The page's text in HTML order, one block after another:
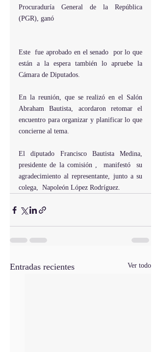
Procuraduría General de la República
(PGR), ganó
Este  fue aprobado en el senado  por lo que
están a la espera también lo apruebe la
Cámara de Diputados.
En la reunión, que se realizó en el Salón
Abraham Bautista, acordaron retomar el
encuentro para organizar y planificar lo que
concierne al tema.
El diputado Francisco Bautista Medina,
presidente de la comisión ,  manifestó  su
agradecimiento al representante, junto a su
colega,  Napoleón López Rodríguez.
Entradas recientes Ver todo